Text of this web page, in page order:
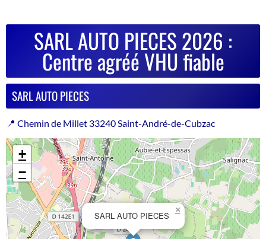
SARL AUTO PIECES 2026 :
Centre agréé VHU fiable
SARL AUTO PIECES
📍 Chemin de Millet 33240 Saint-André-de-Cubzac
SARL AUTO PIECES
×
+
−